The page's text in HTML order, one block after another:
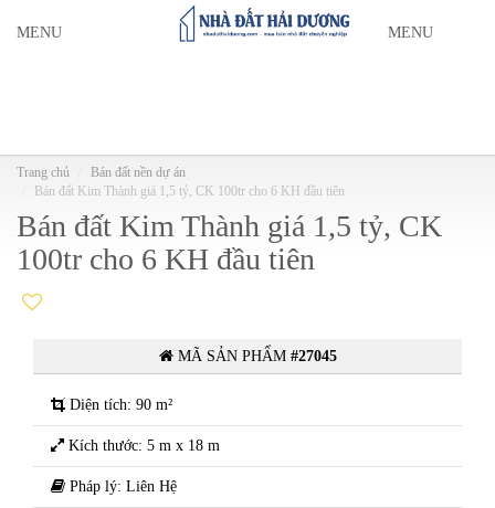
MENU MENU
Trang chủ
Bán đất nền dự án
Bán đất Kim Thành giá 1,5 tỷ, CK 100tr cho 6 KH đầu tiên
Bán đất Kim Thành giá 1,5 tỷ, CK
100tr cho 6 KH đầu tiên
MÃ SẢN PHẨM #27045
Diện tích: 90 m²
Kích thước: 5 m x 18 m
Pháp lý: Liên Hệ